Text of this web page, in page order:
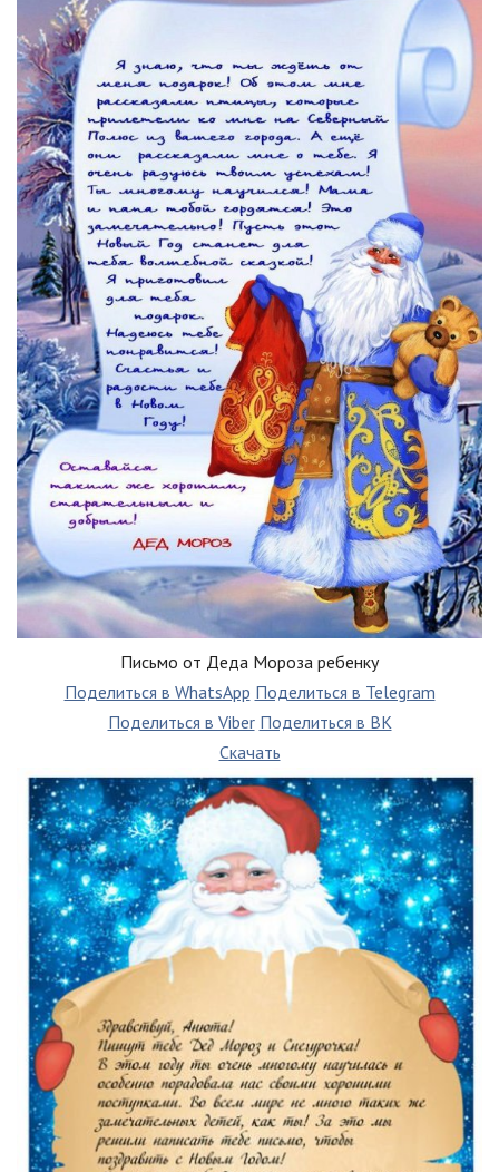
Письмо от Деда Мороза ребенку
Поделиться в WhatsApp Поделиться в Telegram
Поделиться в Viber Поделиться в ВК
Скачать